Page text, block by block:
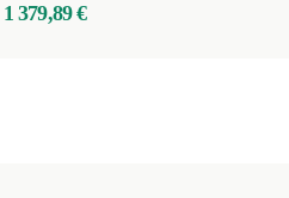
1 379,89 €